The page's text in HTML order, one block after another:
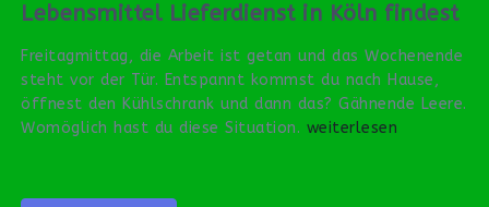
Lebensmittel Lieferdienst in Köln findest
Freitagmittag, die Arbeit ist getan und das Wochenende
steht vor der Tür. Entspannt kommst du nach Hause,
öffnest den Kühlschrank und dann das? Gähnende Leere.
Womöglich hast du diese Situation. weiterlesen